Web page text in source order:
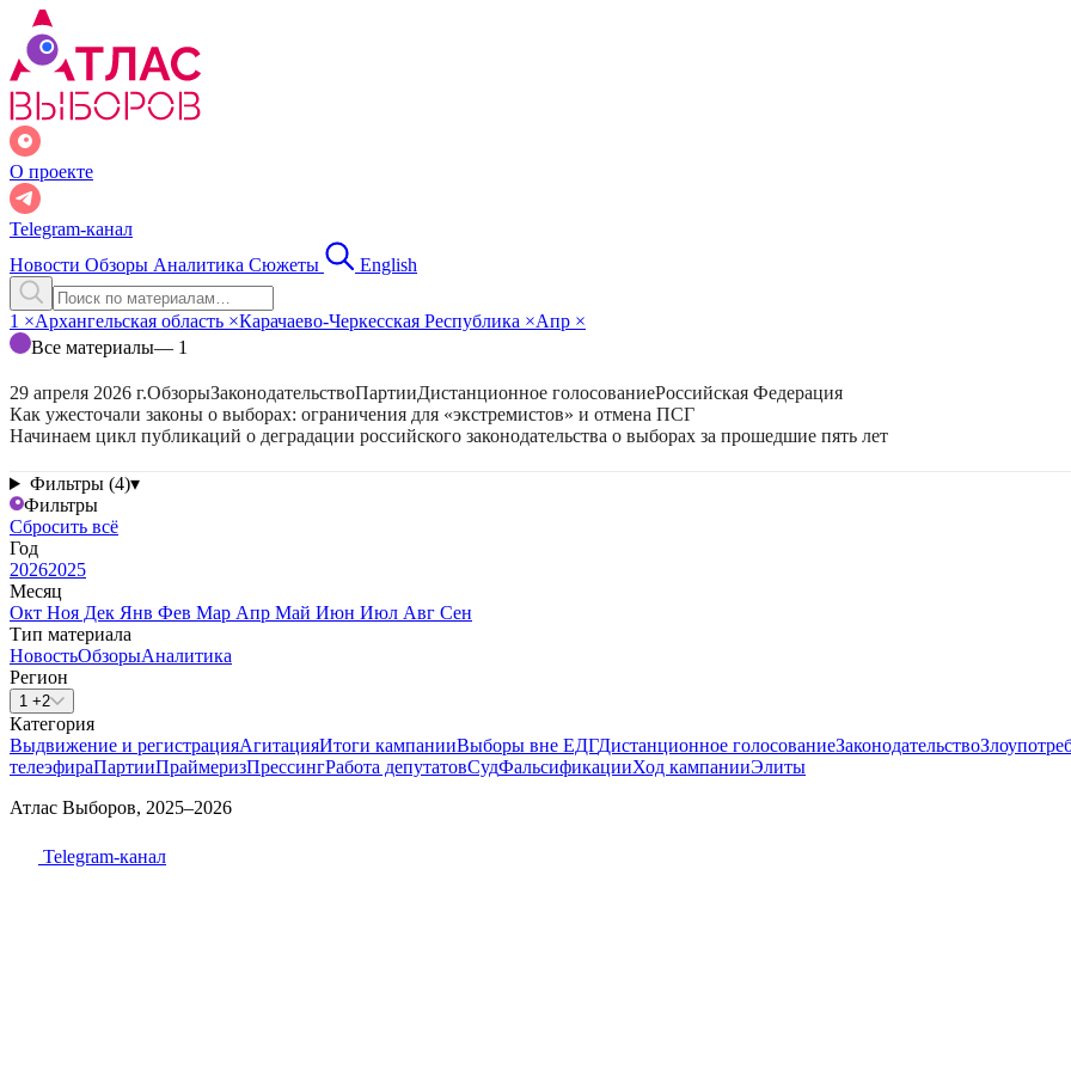
О проекте
Telegram-канал
Новости Обзоры Аналитика Сюжеты English
1 ×Архангельская область ×Карачаево-Черкесская Республика ×Апр ×
Все материалы— 1
29 апреля 2026 г.ОбзорыЗаконодательствоПартииДистанционное голосованиеРоссийская Федерация
Как ужесточали законы о выборах: ограничения для «экстремистов» и отмена ПСГ
Начинаем цикл публикаций о деградации российского законодательства о выборах за прошедшие пять лет
Фильтры (4)▾
Фильтры
Сбросить всё
Год
20262025
Месяц
Окт Ноя Дек Янв Фев Мар Апр Май Июн Июл Авг Сен
Тип материала
НовостьОбзорыАналитика
Регион
1 +2
Категория
Выдвижение и регистрацияАгитацияИтоги кампанииВыборы вне ЕДГДистанционное голосованиеЗаконодательство
телеэфираПартииПраймеризПрессингРабота депутатовСудФальсификацииХод кампанииЭлиты
Атлас Выборов, 2025–2026
Telegram-канал